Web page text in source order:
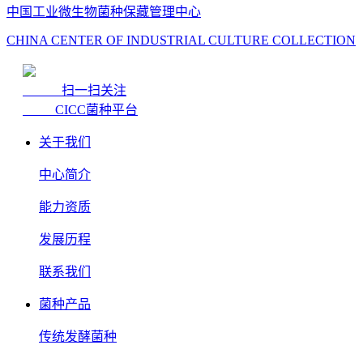
中国工业微生物菌种保藏管理中心
CHINA CENTER OF INDUSTRIAL CULTURE COLLECTION
扫一扫关注
CICC菌种平台
关于我们
中心简介
能力资质
发展历程
联系我们
菌种产品
传统发酵菌种